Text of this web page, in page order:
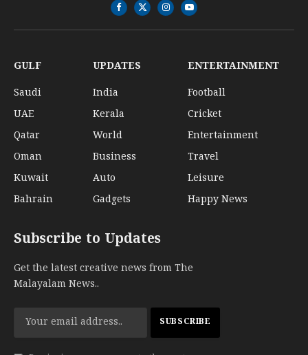
Facebook
X
(Twitter)
InstagramYouTube
GULF
Saudi
UAE
Qatar
Oman
Kuwait
Bahrain
UPDATES
India
Kerala
World
Business
Auto
Gadgets
ENTERTAINMENT
Football
Cricket
Entertainment
Travel
Leisure
Happy News
Subscribe to Updates
Get the latest creative news from The
Malayalam News..